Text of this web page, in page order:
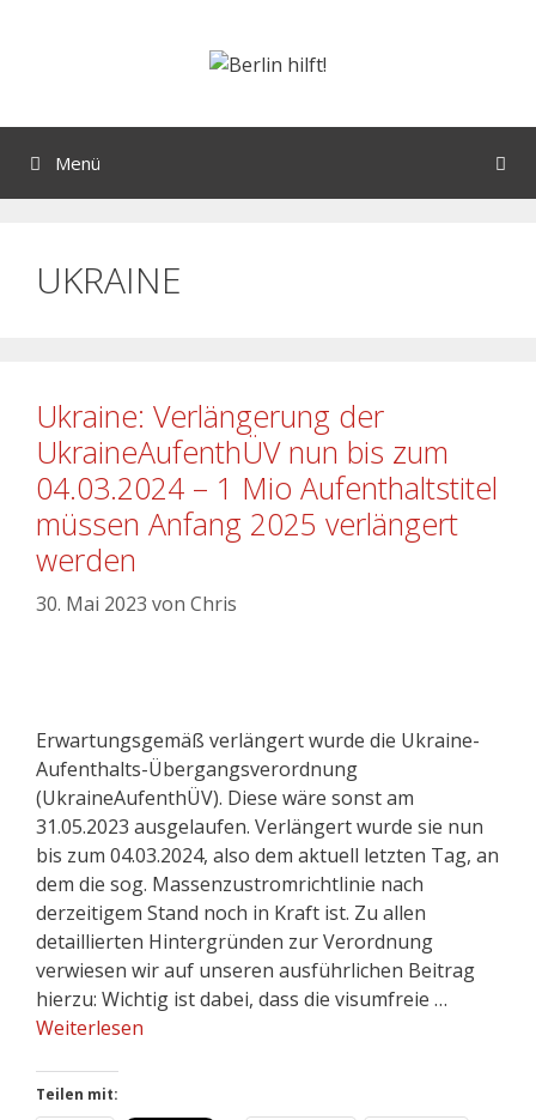
Menü
UKRAINE
Ukraine: Verlängerung der
UkraineAufenthÜV nun bis zum
04.03.2024 – 1 Mio Aufenthaltstitel
müssen Anfang 2025 verlängert
werden
30. Mai 2023 von Chris
Erwartungsgemäß verlängert wurde die Ukraine-
Aufenthalts-Übergangsverordnung
(UkraineAufenthÜV). Diese wäre sonst am
31.05.2023 ausgelaufen. Verlängert wurde sie nun
bis zum 04.03.2024, also dem aktuell letzten Tag, an
dem die sog. Massenzustromrichtlinie nach
derzeitigem Stand noch in Kraft ist. Zu allen
detaillierten Hintergründen zur Verordnung
verwiesen wir auf unseren ausführlichen Beitrag
hierzu: Wichtig ist dabei, dass die visumfreie …
Weiterlesen
Teilen mit: